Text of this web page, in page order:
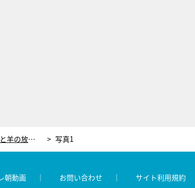
31歳の若き男性が手掛ける“ポツンと羊の放牧場”。12年前の震災きっかけに移住、現在も復興に力注ぐ 写真1
朝動画 お問い合わせ サイト利用規約